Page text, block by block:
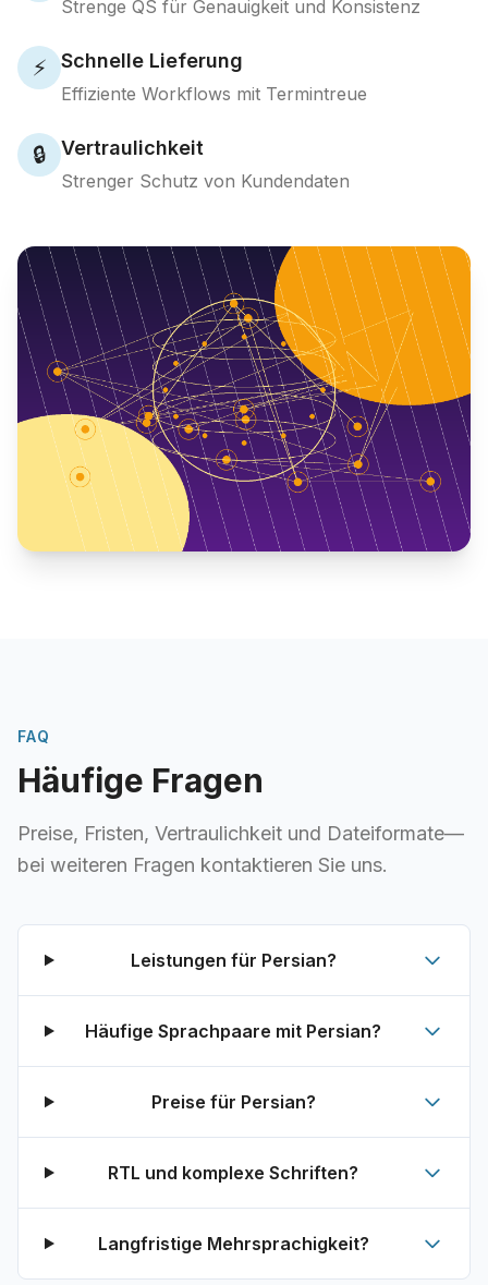
Strenge QS für Genauigkeit und Konsistenz
⚡ Schnelle Lieferung
Effiziente Workflows mit Termintreue
🔒 Vertraulichkeit
Strenger Schutz von Kundendaten
FAQ
Häufige Fragen
Preise, Fristen, Vertraulichkeit und Dateiformate—
bei weiteren Fragen kontaktieren Sie uns.
Leistungen für Persian?
Häufige Sprachpaare mit Persian?
Preise für Persian?
RTL und komplexe Schriften?
Langfristige Mehrsprachigkeit?